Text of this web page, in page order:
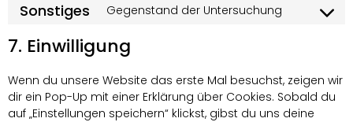
Sonstiges Gegenstand der Untersuchung
7. Einwilligung
Wenn du unsere Website das erste Mal besuchst, zeigen wir
dir ein Pop-Up mit einer Erklärung über Cookies. Sobald du
auf „Einstellungen speichern“ klickst, gibst du uns deine